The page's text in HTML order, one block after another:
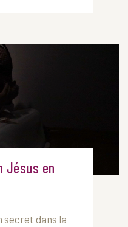
Jésus en
secret dans la